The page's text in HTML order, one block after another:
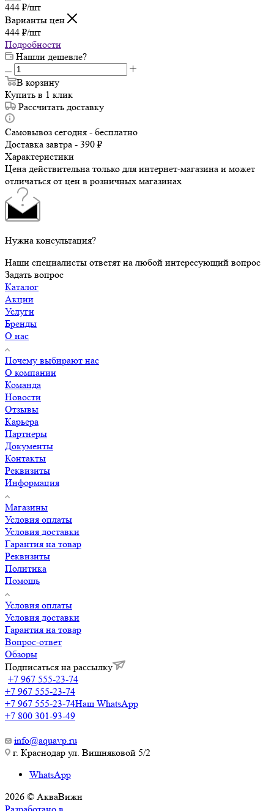
444 ₽/шт
Варианты цен
444 ₽/шт
Подробности
Нашли дешевле?
В корзину
Купить в 1 клик
Рассчитать доставку
Самовывоз сегодня - бесплатно
Доставка завтра - 390 ₽
Характеристики
Цена действительна только для интернет-магазина и может
отличаться от цен в розничных магазинах
Нужна консультация?
Наши специалисты ответят на любой интересующий вопрос
Задать вопрос
Каталог
Акции
Услуги
Бренды
О нас
Почему выбирают нас
О компании
Команда
Новости
Отзывы
Карьера
Партнеры
Документы
Контакты
Реквизиты
Информация
Магазины
Условия оплаты
Условия доставки
Гарантия на товар
Реквизиты
Политика
Помощь
Условия оплаты
Условия доставки
Гарантия на товар
Вопрос-ответ
Обзоры
Подписаться на рассылку
+7 967 555-23-74
+7 967 555-23-74
+7 967 555-23-74Наш WhatsApp
+7 800 301-93-49
info@aquavp.ru
г. Краснодар ул. Вишняковой 5/2
WhatsApp
2026 © АкваВижн